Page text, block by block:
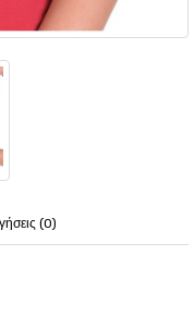
(0)